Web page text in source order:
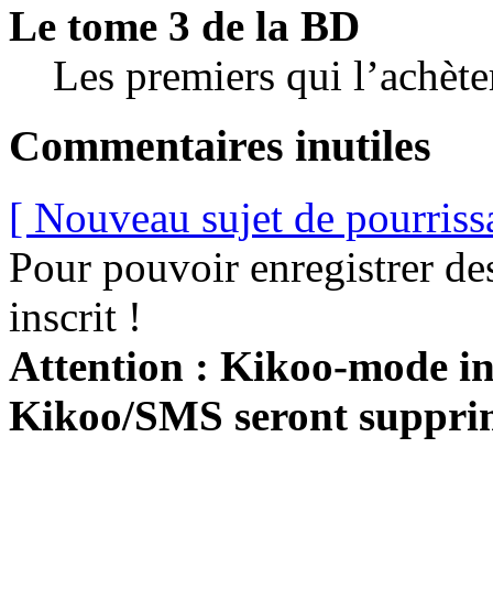
Le tome 3 de la BD
Les premiers qui
Commentaires inutiles
[ Nouveau sujet de
Pour pouvoir enregistrer
inscrit !
Attention : Kikoo-mode
Kikoo/SMS seront